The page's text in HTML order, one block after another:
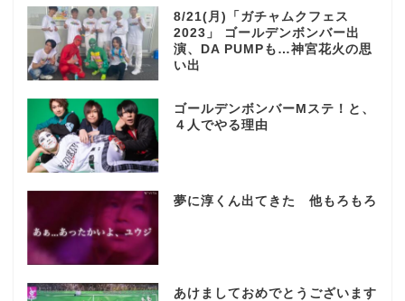
8/21(月)「ガチャムクフェス
2023」 ゴールデンボンバー出
演、DA PUMPも…神宮花火の思
い出
ゴールデンボンバーMステ！と、
４人でやる理由
夢に淳くん出てきた 他もろもろ
あけましておめでとうございます